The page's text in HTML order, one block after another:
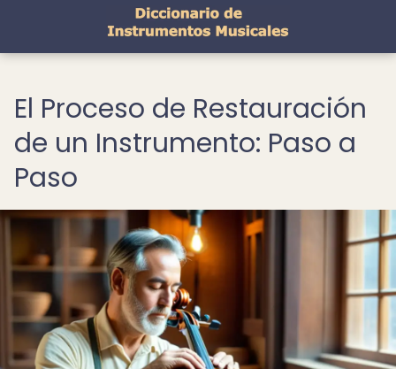
El Proceso de Restauración
de un Instrumento: Paso a
Paso